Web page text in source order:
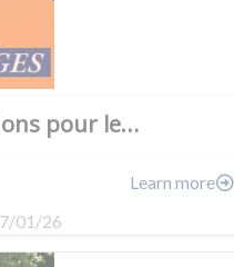
pour le…
Learn more
01/26